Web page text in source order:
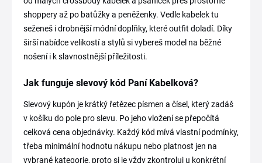
shoppery až po batůžky a peněženky. Vedle kabelek tu
seženeš i drobnější módní doplňky, které outfit doladí. Díky
širší nabídce velikostí a stylů si vybereš model na běžné
nošení i k slavnostnější příležitosti.
Jak funguje slevový kód Paní Kabelková?
Slevový kupón je krátký řetězec písmen a čísel, který zadáš
v košíku do pole pro slevu. Po jeho vložení se přepočítá
celková cena objednávky. Každý kód mívá vlastní podmínky,
třeba minimální hodnotu nákupu nebo platnost jen na
vybrané kategorie, proto si je vždy zkontroluj u konkrétní